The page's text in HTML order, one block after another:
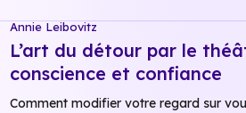
Annie Leibovitz
L’art du détour par le
conscience et confiance
Comment modifier votre regard sur